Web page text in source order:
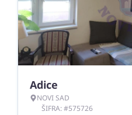
Adice
NOVI SAD
ŠIFRA: #575726